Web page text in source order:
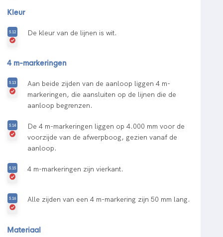
Kleur
De kleur van de lijnen is wit.
4 m-markeringen
Aan beide zijden van de aanloop liggen 4 m-
markeringen, die aansluiten op de lijnen die de
aanloop begrenzen.
De 4 m-markeringen liggen op 4.000 mm voor de
voorzijde van de afwerpboog, gezien vanaf de
aanloop.
4 m-markeringen zijn vierkant.
Alle zijden van een 4 m-markering zijn 50 mm lang.
Materiaal